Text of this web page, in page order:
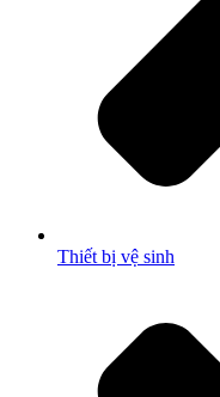
Thiết bị vệ sinh